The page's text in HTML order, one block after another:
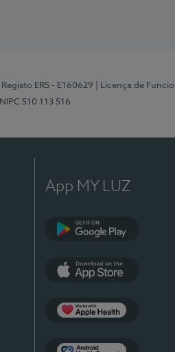
| Registo ERS - E160629 | Licença de
NIPC 510 113 516
App MY LUZ